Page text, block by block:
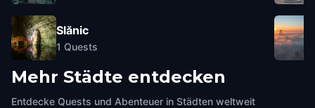
Slănic
1 Quests
Mehr Städte entdecken
Entdecke Quests und Abenteuer in Städten weltweit